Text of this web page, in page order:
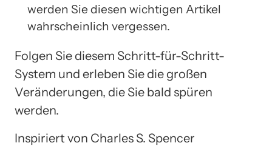
werden Sie diesen wichtigen Artikel
wahrscheinlich vergessen.
Folgen Sie diesem Schritt-für-Schritt-
System und erleben Sie die großen
Veränderungen, die Sie bald spüren
werden.
Inspiriert von Charles S. Spencer